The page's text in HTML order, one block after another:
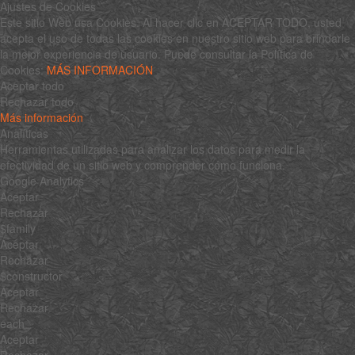
Ajustes de Cookies
Este sitio Web usa Cookies. Al hacer clic en ACEPTAR TODO, usted
acepta el uso de todas las cookies en nuestro sitio web para brindarle
la mejor experiencia de usuario. Puede consultar la Política de
Cookies: MÁS INFORMACIÓN
Aceptar todo
Rechazar todo
Más información
Analíticas
Herramientas utilizadas para analizar los datos para medir la
efectividad de un sitio web y comprender cómo funciona.
Google Analytics
Aceptar
Rechazar
$family
Aceptar
Rechazar
$constructor
Aceptar
Rechazar
each
Aceptar